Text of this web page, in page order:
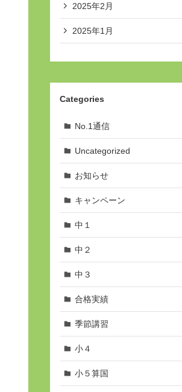
2025年2月
2025年1月
Categories
No.1通信
Uncategorized
お知らせ
キャンペーン
中１
中２
中３
合格実績
季節講習
小４
小５算国